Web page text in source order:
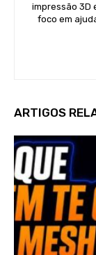
impressão 3D
foco em
ARTIGOS